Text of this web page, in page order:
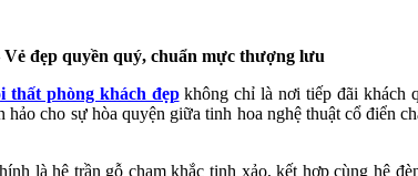
đẹp quyền quý, chuẩn mực thượng lưu
thất phòng khách đẹpkhông chỉ là nơi tiếp đãi khách
hảo cho sự hòa quyện giữa tinh hoa nghệ thuật cổ điển
là hệ trần gỗ chạm khắc tinh xảo, kết hợp cùng hệ